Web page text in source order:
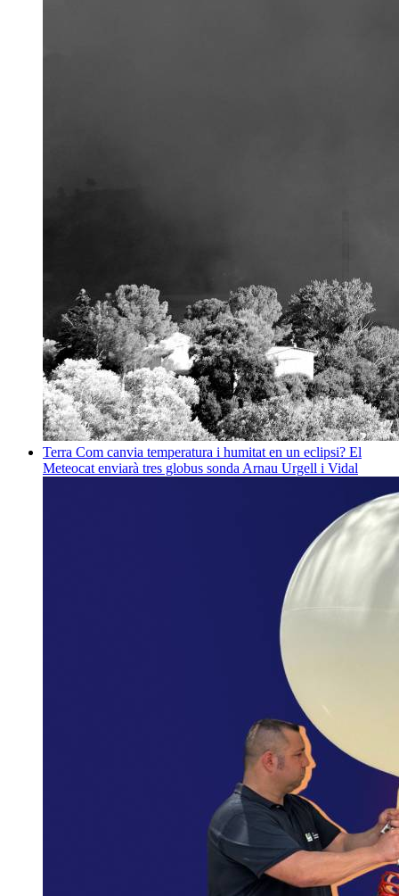
Terra Com canvia temperatura i humitat en un eclipsi? El
Meteocat enviarà tres globus sonda Arnau Urgell i Vidal